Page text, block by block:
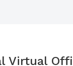
Virtual